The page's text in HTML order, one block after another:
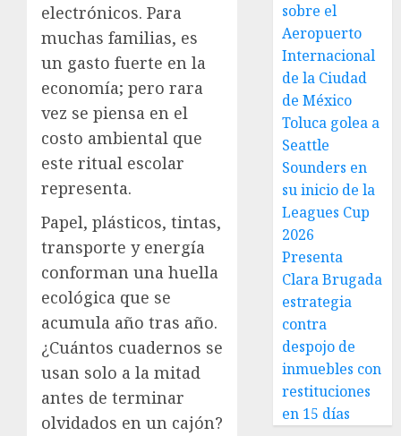
electrónicos. Para
muchas familias, es
un gasto fuerte en la
economía; pero rara
vez se piensa en el
costo ambiental que
este ritual escolar
representa.
Papel, plásticos, tintas,
transporte y energía
conforman una huella
ecológica que se
acumula año tras año.
¿Cuántos cuadernos se
usan solo a la mitad
antes de terminar
olvidados en un cajón?
sobre el
Aeropuerto
Internacional
de la Ciudad
de México
Toluca golea a
Seattle
Sounders en
su inicio de la
Leagues Cup
2026
Presenta
Clara Brugada
estrategia
contra
despojo de
inmuebles con
restituciones
en 15 días